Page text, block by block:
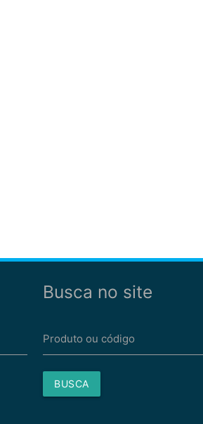
Busca no site
Produto ou código
BUSCA